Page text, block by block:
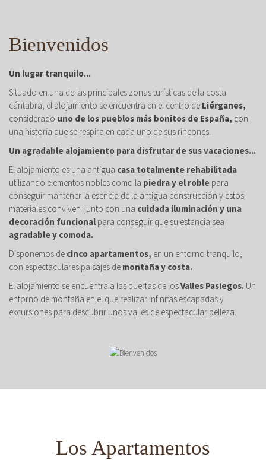
Bienvenidos
Un lugar tranquilo...
Situado en una de las principales zonas turísticas de la costa
cántabra, el alojamiento se encuentra en el centro de Liérganes,
considerado uno de los pueblos más bonitos de España, con
una historia que se respira en cada uno de sus rincones.
Un agradable alojamiento para disfrutar de sus vacaciones...
El alojamiento es una antigua casa totalmente rehabilitada
utilizando elementos nobles como la piedra y el roble para
conseguir mantener la esencia de la antigua construcción y estos
materiales conviven junto con una cuidada iluminación y una
decoración funcional para conseguir que su estancia sea
agradable y comoda.
Disponemos de cinco apartamentos, en un entorno tranquilo,
con espectaculares paisajes de montaña y costa.
El alojamiento se encuentra a las puertas de losValles Pasiegos. Un
entorno de montaña en el que realizar infinitas escapadas y
excursiones para descubrir unos valles de espectacular belleza.
Los Apartamentos